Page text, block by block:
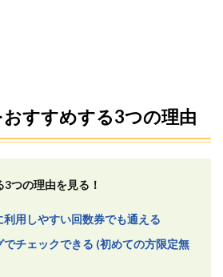
すすめする3つの理由
つの理由を見る！
用しやすい回数券でも通える
チェックできる (初めての方限定無